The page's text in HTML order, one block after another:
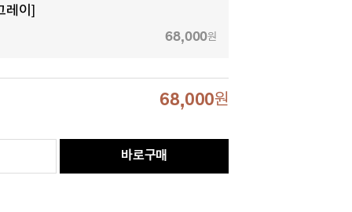
레이]
68,000원
68,000원
바로구매